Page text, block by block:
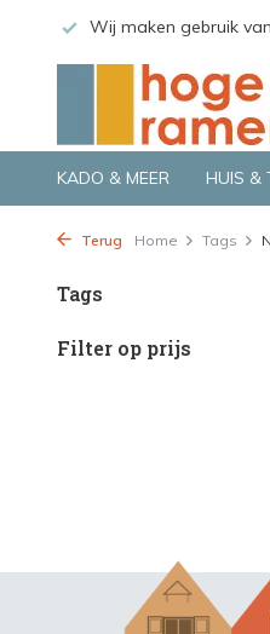
Wij maken gebruik
KADO & MEER HUIS &
Terug Home Tags
Tags
Filter op prijs